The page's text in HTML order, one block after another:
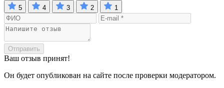
5 4 3 2 1
Отправить
Ваш отзыв принят!
Он будет опубликован на сайте после проверки модератором.